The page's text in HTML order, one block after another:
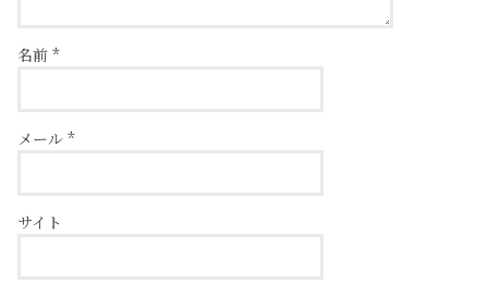
名前*
メール*
サイト